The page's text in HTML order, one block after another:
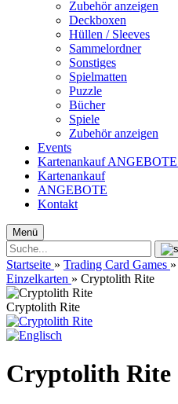
Zubehör anzeigen
Deckboxen
Hüllen / Sleeves
Sammelordner
Sonstiges
Spielmatten
Puzzle
Bücher
Spiele
Zubehör anzeigen
Events
KartenankaufANGEBOTE
Kartenankauf
ANGEBOTE
Kontakt
Menü
Startseite » Trading Card Games »
Einzelkarten » Cryptolith Rite
Cryptolith Rite
Cryptolith Rite